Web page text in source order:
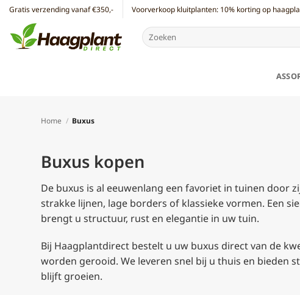
Ga
inhoud
Gratis verzending vanaf €350,- Voorverkoop kluitplanten: 10% korting op
Zoeken
naar:
Home / Buxus
Buxus kopen
De buxus is al eeuwenlang een favoriet in tuinen door
strakke lijnen, lage borders of klassieke vormen. Een
brengt u structuur, rust en elegantie in uw tuin.
Bij Haagplantdirect bestelt u uw buxus direct van de
worden gerooid. We leveren snel bij u thuis en bieden
blijft groeien.